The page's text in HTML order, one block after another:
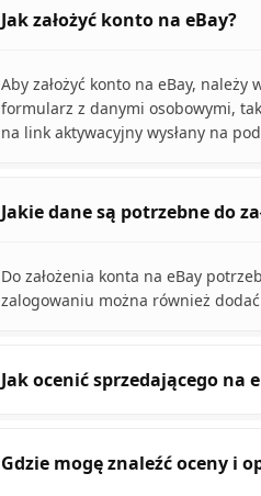
Jak założyć konto na eBay?
Aby założyć konto na eBay,
formularz z danymi osobowymi,
na link aktywacyjny wysłany na
Jakie dane są potrzebne do
Do założenia konta na eBay
zalogowaniu można również
Jak ocenić sprzedającego na
Gdzie mogę znaleźć oceny i